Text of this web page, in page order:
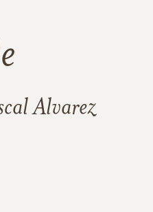
Alvarez